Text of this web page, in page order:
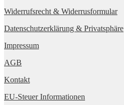
Widerrufsrecht & Widerrusformular
Datenschutzerklärung & Privatsphäre
Impressum
AGB
Kontakt
EU-Steuer Informationen